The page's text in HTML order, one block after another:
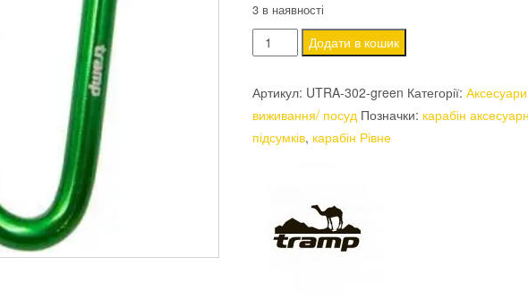
3 в наявності
Карабін
Tramp
алюмінієвий,
розмір
см,
зелений
UTRA-
Додати в кошик
Артикул: UTRA-302-green Категорії:
виживання/ посуд Позначки: карабін
підсумків, карабін Рівне